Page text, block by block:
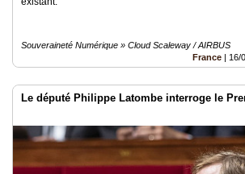
Souveraineté Numérique » Cloud Scaleway / AIRBUS
France | 16/
Le député Philippe Latombe interroge le